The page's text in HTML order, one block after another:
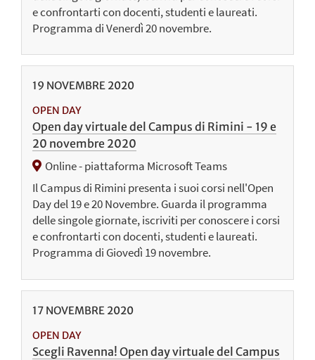
e confrontarti con docenti, studenti e laureati.
Programma di Venerdì 20 novembre.
19 NOVEMBRE 2020
OPEN DAY
Open day virtuale del Campus di Rimini - 19 e
20 novembre 2020
Online - piattaforma Microsoft Teams
Il Campus di Rimini presenta i suoi corsi nell'Open
Day del 19 e 20 Novembre. Guarda il programma
delle singole giornate, iscriviti per conoscere i corsi
e confrontarti con docenti, studenti e laureati.
Programma di Giovedì 19 novembre.
17 NOVEMBRE 2020
OPEN DAY
Scegli Ravenna! Open day virtuale del Campus